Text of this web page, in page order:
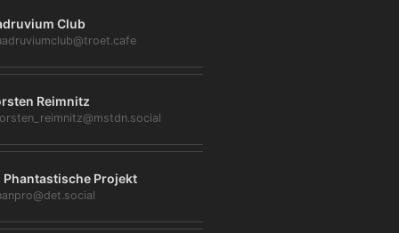
Club
Reimnitz
Phantastische Projekt